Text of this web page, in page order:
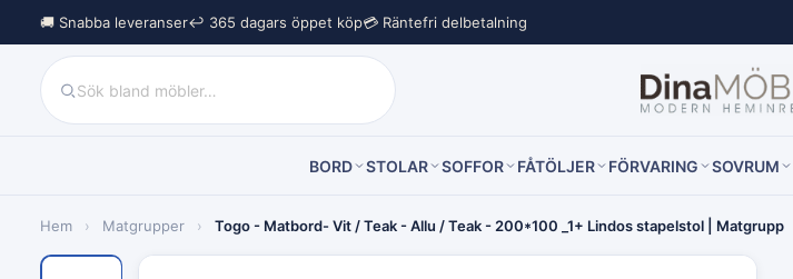
🚚 Snabba leveranser↩︎ 365 dagars öppet köp💳 Räntefri delbetalning
BORD STOLAR SOFFOR FÅTÖLJER FÖRVARING SOVRUM
Hem › Matgrupper › Togo - Matbord- Vit / Teak - Allu / Teak - 200*100 _1+ Lindos stapelstol | Matgrupp